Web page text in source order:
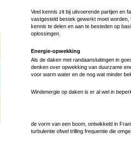
Veel kennis zit bij uitvoerende partijen en
vastgesteld bestek gewerkt moet
kennis te delen en aan te besteden op
oplossingen.
Energie-opwekking
Als de daken met randaansluitingen in
denken over opwekking van duurzame
voor warm water en de nog wat minder
Windenergie op daken is er al wel in
de vorm van een boom, ontwikkeld in
turbulentie ofwel trilling frequentie die